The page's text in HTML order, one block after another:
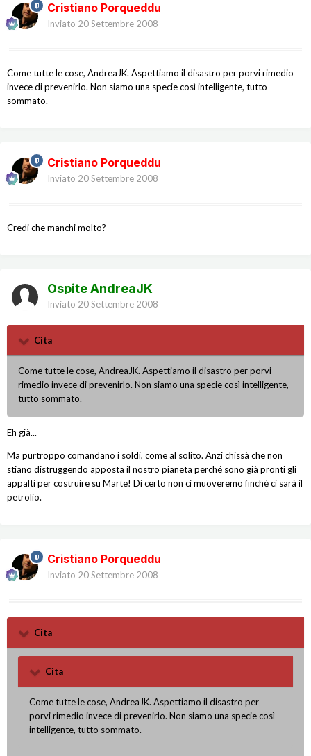
Cristiano Porqueddu
Inviato 20 Settembre 2008
Come tutte le cose, AndreaJK. Aspettiamo il disastro per porvi rimedio
invece di prevenirlo. Non siamo una specie così intelligente, tutto
sommato.
Cristiano Porqueddu
Inviato 20 Settembre 2008
Credi che manchi molto?
Ospite AndreaJK
Inviato 20 Settembre 2008
Cita
Come tutte le cose, AndreaJK. Aspettiamo il disastro per porvi
rimedio invece di prevenirlo. Non siamo una specie così intelligente,
tutto sommato.
Eh già...
Ma purtroppo comandano i soldi, come al solito. Anzi chissà che non
stiano distruggendo apposta il nostro pianeta perché sono già pronti gli
appalti per costruire su Marte! Di certo non ci muoveremo finché ci sarà il
petrolio.
Cristiano Porqueddu
Inviato 20 Settembre 2008
Cita
Cita
Come tutte le cose, AndreaJK. Aspettiamo il disastro per
porvi rimedio invece di prevenirlo. Non siamo una specie così
intelligente, tutto sommato.